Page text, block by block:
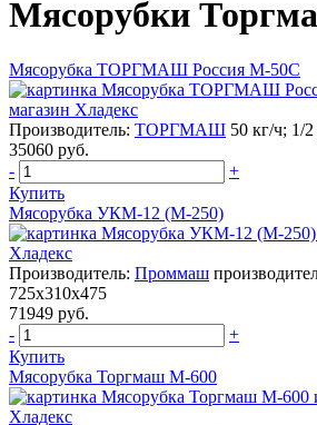
Мясорубки
Мясорубка ТОРГМАШ Россия М-50С
Производитель: ТОРГМАШ 50 кг/ч; 1/
35060 руб.
-
+
Купить
Мясорубка УКМ-12 (М-250)
Производитель: Проммаш
725х310х475
71949 руб.
-
+
Купить
Мясорубка Торгмаш М-600